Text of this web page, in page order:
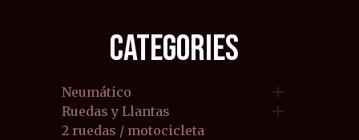
CATEGORIES
Neumático 
Ruedas y Llantas 
2 ruedas / motocicleta